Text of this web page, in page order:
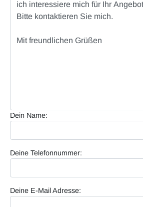
Dein Name:
Deine Telefonnummer:
Deine E-Mail Adresse: